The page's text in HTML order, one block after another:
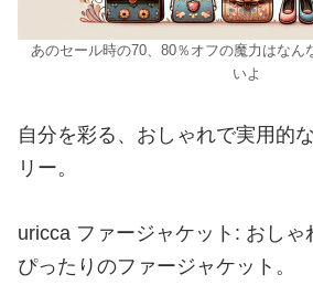
あのセール時の70、80％オフの魔力はなん
いよ
自分を彩る、おしゃれで実用的
リー。
uricca ファージャケット: おしゃ
ぴったりのファージャケット。